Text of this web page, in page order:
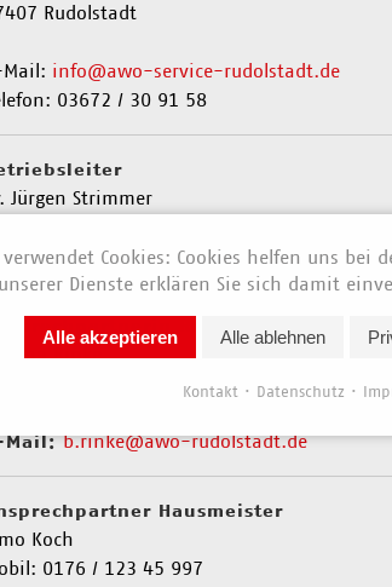
Rudolstadt
info@awo-service-rudolstadt.de
03672 / 30 91 58
Jürgen Strimmer
Mail:j.strimmer@awo-rudolstadt.de
Rinke
für Reinigungs- und
Mail:b.rinke@awo-rudolstadt.de
Hausmeister
Koch
0176 / 123 45 997
verwendet Cookies: Cookies helfen uns bei
Dienste erklären Sie sich damit
Alle akzeptieren Alle ablehnen
Kontakt Datenschutz